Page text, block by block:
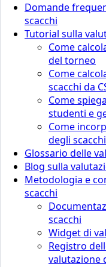
Domande
scacchi
Tutorial sulla
Come
del torneo
Come
scacchi da
Come
studenti e
Come
degli
Glossario delle
Blog sulla
Metodologia e
scacchi
scacchi
Widget di
Registro
valutazione